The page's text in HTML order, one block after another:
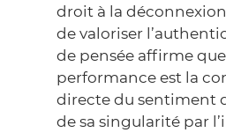
droit à la
de valoriser
de pensée affirme
performance est la
directe du sentiment
de sa singularité par